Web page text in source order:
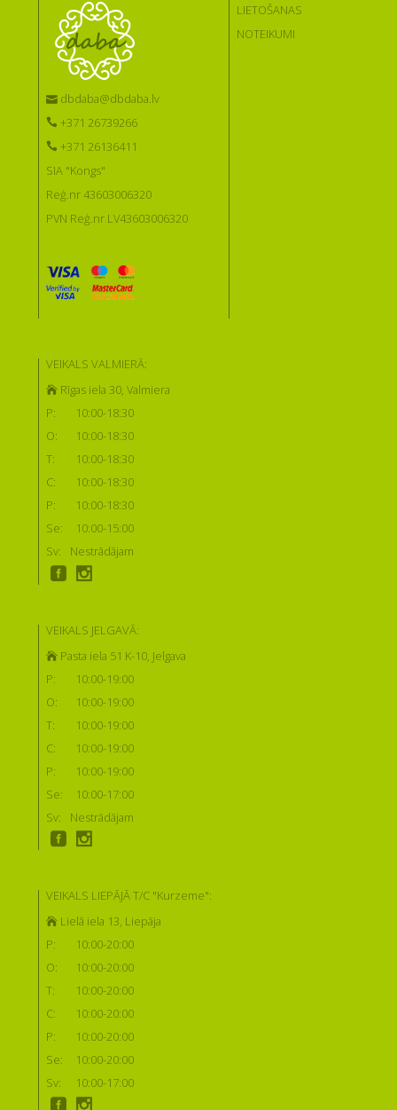
dbdaba@dbdaba.lv
+371 26739266
+371 26136411
SIA "Kongs"
Reģ.nr 43603006320
PVN Reģ.nr LV43603006320
LIETOŠANAS
NOTEIKUMI
VEIKALS VALMIERĀ:
Rīgas iela 30, Valmiera
P:
10:00-18:30
O:
10:00-18:30
T:
10:00-18:30
C:
10:00-18:30
P:
10:00-18:30
Se:
10:00-15:00
Sv:
Nestrādājam
VEIKALS JELGAVĀ:
Pasta iela 51 K-10, Jelgava
P:
10:00-19:00
O:
10:00-19:00
T:
10:00-19:00
C:
10:00-19:00
P:
10:00-19:00
Se:
10:00-17:00
Sv:
Nestrādājam
VEIKALS LIEPĀJĀ T/C "Kurzeme":
Lielā iela 13, Liepāja
P:
10:00-20:00
O:
10:00-20:00
T:
10:00-20:00
C:
10:00-20:00
P:
10:00-20:00
Se:
10:00-20:00
Sv:
10:00-17:00